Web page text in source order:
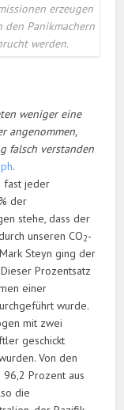
erzeugen
den Panikmachern
werden.
weniger eine
angenommen,
falsch verstanden
.
fast jeder
der
stehe, dass der
unseren CO2-
Steyn ging der
Prozentsatz
einer
wurde.
mit zwei
geschickt
Von den
Prozent aus
die